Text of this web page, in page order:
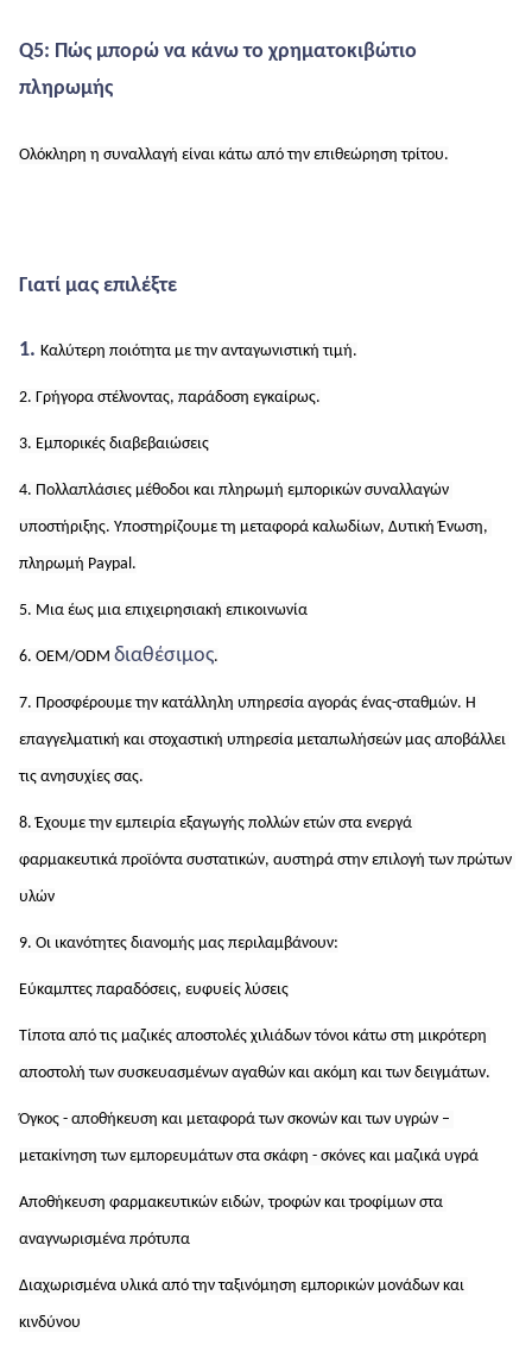
Q5: Πώς μπορώ να κάνω το χρηματοκιβώτιο
πληρωμής
Ολόκληρη η συναλλαγή είναι κάτω από την επιθεώρηση τρίτου.
Γιατί μας επιλέξτε
1. Καλύτερη ποιότητα με την ανταγωνιστική τιμή.
2. Γρήγορα στέλνοντας, παράδοση εγκαίρως.
3. Εμπορικές διαβεβαιώσεις
4. Πολλαπλάσιες μέθοδοι και πληρωμή εμπορικών συναλλαγών
υποστήριξης. Υποστηρίζουμε τη μεταφορά καλωδίων, Δυτική Ένωση,
πληρωμή Paypal.
5. Μια έως μια επιχειρησιακή επικοινωνία
6. OEM/ODM διαθέσιμος.
7. Προσφέρουμε την κατάλληλη υπηρεσία αγοράς ένας-σταθμών. Η
επαγγελματική και στοχαστική υπηρεσία μεταπωλήσεών μας αποβάλλει
τις ανησυχίες σας.
8. Έχουμε την εμπειρία εξαγωγής πολλών ετών στα ενεργά
φαρμακευτικά προϊόντα συστατικών, αυστηρά στην επιλογή των πρώτων
υλών
9. Οι ικανότητες διανομής μας περιλαμβάνουν:
Εύκαμπτες παραδόσεις, ευφυείς λύσεις
Τίποτα από τις μαζικές αποστολές χιλιάδων τόνοι κάτω στη μικρότερη
αποστολή των συσκευασμένων αγαθών και ακόμη και των δειγμάτων.
Όγκος - αποθήκευση και μεταφορά των σκονών και των υγρών –
μετακίνηση των εμπορευμάτων στα σκάφη - σκόνες και μαζικά υγρά
Αποθήκευση φαρμακευτικών ειδών, τροφών και τροφίμων στα
αναγνωρισμένα πρότυπα
Διαχωρισμένα υλικά από την ταξινόμηση εμπορικών μονάδων και
κινδύνου